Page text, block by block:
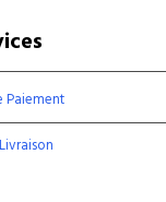
Paiement